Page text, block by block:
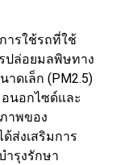
ารใช้รถที่ใช้
ปล่อยมลพิษทาง
าดเล็ก (PM2.5)
นอกไซด์และ
าพของ
ส่งเสริมการ
ำรุงรักษา